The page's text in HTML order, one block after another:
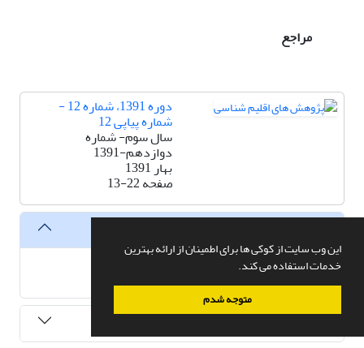
این وب سایت از کوکی ها برای اطمینان از ارائه بهترین
خدمات استفاده می کند.
متوجه شدم
مراجع
دوره 1391، شماره 12 -
شماره پیاپی 12
سال سوم- شماره
دوازدهم-1391
بهار 1391
صفحه13-22
XML
هم رسانی